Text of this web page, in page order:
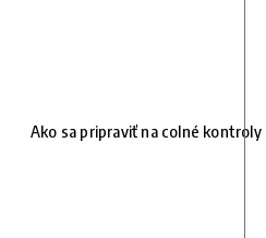
Ako sa pripraviť na colné